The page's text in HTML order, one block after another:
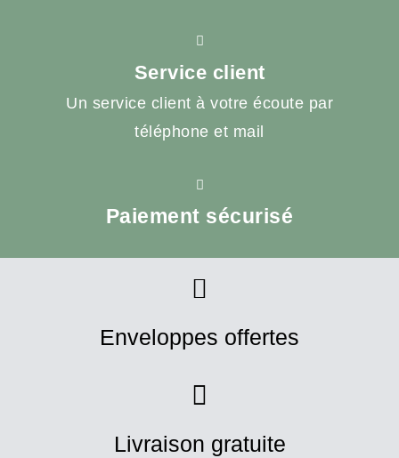
Service client
Un service client à votre écoute par
téléphone et mail
Paiement sécurisé
Enveloppes offertes
Livraison gratuite